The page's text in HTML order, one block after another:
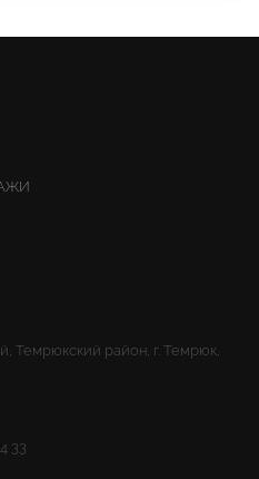
Темрюкский район, г. Темрюк,
33